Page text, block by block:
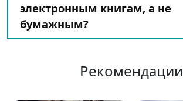
электронным книгам, а не
бумажным?
Рекомендации